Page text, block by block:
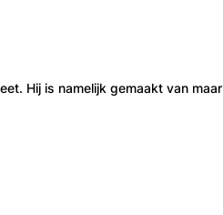
Hij is namelijk gemaakt van maar